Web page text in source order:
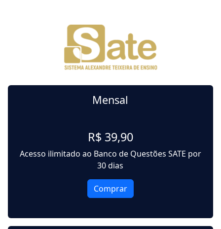
Mensal
R$ 39,90
Acesso ilimitado ao Banco de Questões SATE por
30 dias
Comprar